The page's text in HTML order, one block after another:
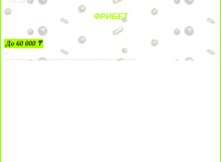
ФРИБЕТ
ЗА ДЕПОЗИТЫ
До 60 000 ₸
21+
Лицензии №24514359, выданной комитетом индустрии туризма Министерства культуры и спорта Республики Казахстан срок до 27 сентября 2034 года.